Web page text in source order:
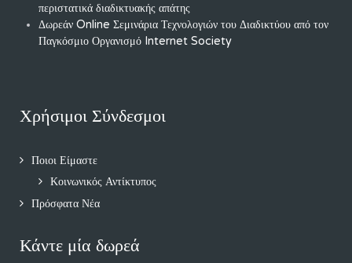
περιστατικά διαδικτυακής απάτης
Δωρεάν Online Σεμινάρια Τεχνολογιών του Διαδικτύου από τον
Παγκόσμιο Οργανισμό Internet Society
Χρήσιμοι Σύνδεσμοι
Ποιοι Είμαστε
Κοινωνικός Αντίκτυπος
Πρόσφατα Νέα
Κάντε μία δωρεά